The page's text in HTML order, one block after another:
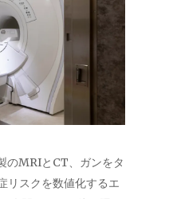
のMRIとCT、ガンをタ
リスクを数値化するエ